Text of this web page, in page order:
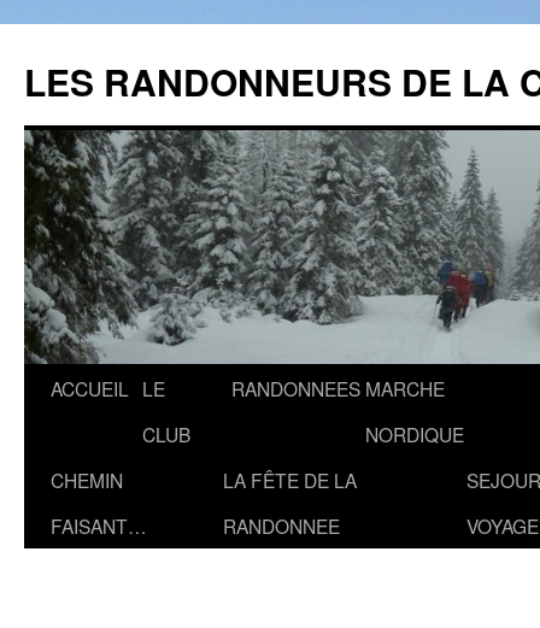
contenu
LES RANDONNEURS DE LA
ACCUEIL LE
CLUB
RANDONNEES MARCHE
NORDIQUE
CHEMIN
FAISANT…
LA FÊTE DE LA
RANDONNEE